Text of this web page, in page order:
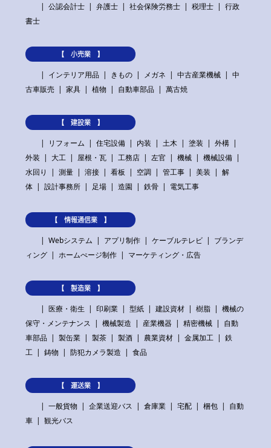
公認会計士
弁護士 社会保険労務士 税理士
行政
書士
【 小売業 】
インテリア用品
きもの メガネ 中古産業機械
中
古車販売
家具 植物 自動車部品 萬古焼
【 建設業 】
リフォーム
住宅設備 内装 土木 塗装
外構
外装
大工 屋根・瓦 工務店 左官 機械
機械設備
水回り
測量 溶接 看板 空調 管工事 美装
解
体
設計事務所 足場 造園 鉄骨 電気工事
【 情報通信業 】
Webシステム
アプリ制作 ケーブルテレビ
ブランデ
ィング
ホームぺージ制作 マーケティング・広告
【 製造業 】
医療・衛生
印刷業 型紙 建設資材 樹脂
機械の
保守・メンテナンス
機械製造 産業機器 精密機械
自動
車部品
製缶業 製茶 製酒 農業資材 金属加工
鉄
工
鋳物 防犯カメラ製造 食品
【 運送業 】
一般貨物
企業送迎バス 倉庫業 宅配 梱包
自動
車
観光バス